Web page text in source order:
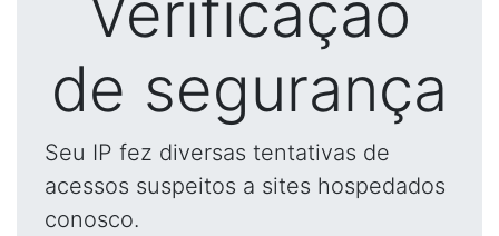
de segurança
Seu IP fez diversas tentativas de
acessos suspeitos a sites hospedados
conosco.